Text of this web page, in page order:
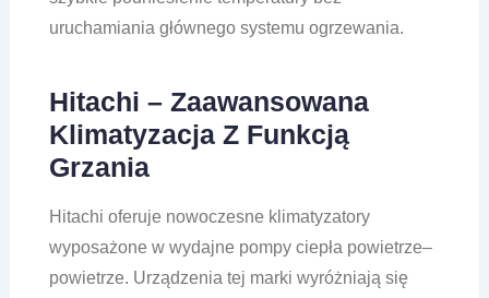
uruchamiania głównego systemu ogrzewania.
Hitachi – Zaawansowana
Klimatyzacja Z Funkcją
Grzania
Hitachi oferuje nowoczesne klimatyzatory
wyposażone w wydajne pompy ciepła powietrze–
powietrze. Urządzenia tej marki wyróżniają się